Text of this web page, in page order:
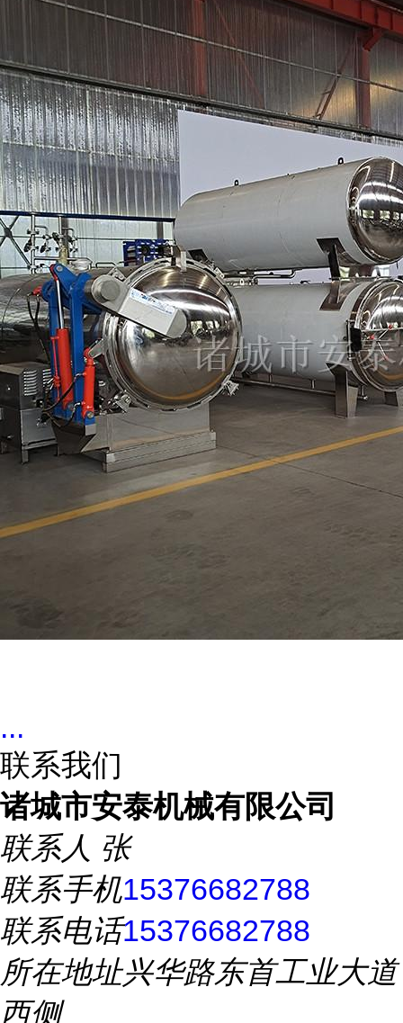
...
联系我们
诸城市安泰机械有限公司
联系人 张
联系手机15376682788
联系电话15376682788
所在地址兴华路东首工业大道
西侧